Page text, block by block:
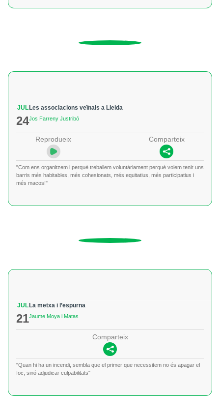
JUL
24
Les associacions veïnals a Lleida
Jos Farreny Justribó
Reprodueix Comparteix
"Com ens organitzem i perquè treballem voluntàriament perquè volem tenir uns
barris més habitables, més cohesionats, més equitatius, més participatius i
més macos!"
JUL
21
La metxa i l’espurna
Jaume Moya i Matas
Comparteix
"Quan hi ha un incendi, sembla que el primer que necessitem no és apagar el
foc, sinó adjudicar culpabilitats"